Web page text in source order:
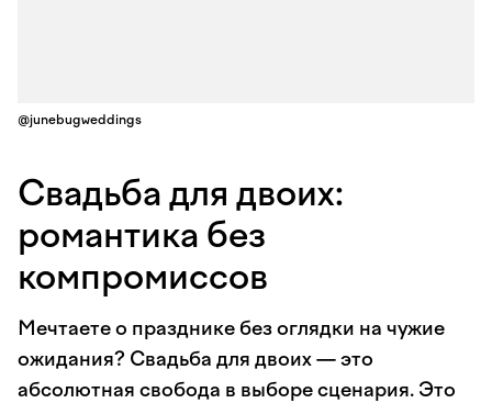
@junebugweddings
Свадьба для двоих:
романтика без
компромиссов
Мечтаете о празднике без оглядки на чужие
ожидания? Свадьба для двоих — это
абсолютная свобода в выборе сценария. Это